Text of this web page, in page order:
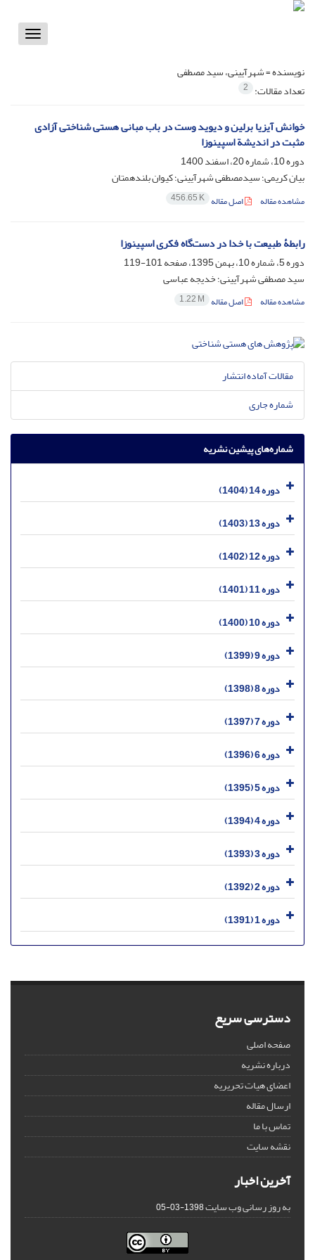
Toggle
نویسنده =شهرآیینی، سید مصطفی
تعداد مقالات: 2
خوانش آیزیا برلین و دیوید وست در باب مبانی هستی شناختی آزادی
مثبت در اندیشة اسپینوزا
دوره 10، شماره 20، اسفند 1400
بیان کریمی؛ سیدمصطفی شهرآیینی؛ کیوان بلندهمتان
مشاهده مقاله اصل مقاله 456.65 K
رابطۀ طبیعت با خدا در دست‌گاه فکری اسپینوزا
دوره 5، شماره 10، بهمن 1395، صفحه
101-119
سید مصطفی شهرآیینی؛ خدیجه عباسی
مشاهده مقاله اصل مقاله 1.22 M
مقالات آماده انتشار
شماره جاری
شماره‌های پیشین نشریه
دوره 14 (1404)
دوره 13 (1403)
دوره 12 (1402)
دوره 11 (1401)
دوره 10 (1400)
دوره 9 (1399)
دوره 8 (1398)
دوره 7 (1397)
دوره 6 (1396)
دوره 5 (1395)
دوره 4 (1394)
دوره 3 (1393)
دوره 2 (1392)
دوره 1 (1391)
دسترسی سریع
صفحه اصلی
درباره نشریه
اعضای هیات تحریریه
ارسال مقاله
تماس با ما
نقشه سایت
آخرین اخبار
به روز رسانی وب سایت1398-03-05